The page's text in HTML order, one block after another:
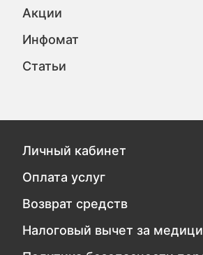
Акции
Инфомат
Статьи
Личный кабинет
Оплата услуг
Возврат средств
Налоговый вычет за